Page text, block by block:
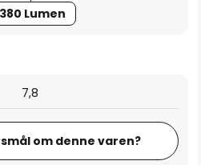
Lumen
7,8
om denne varen?